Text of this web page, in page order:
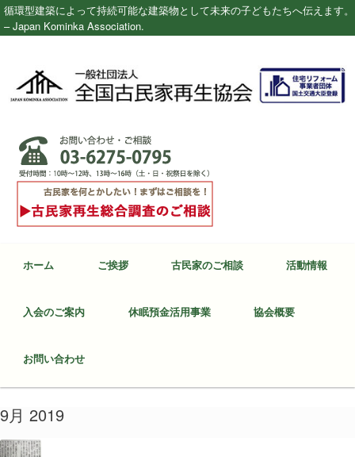
循環型建築によって持続可能な建築物として未来の子どもたちへ伝えます。
– Japan Kominka Association.
ホーム ご挨拶 古民家のご相談 活動情報
入会のご案内 休眠預金活用事業 協会概要
お問い合わせ
9月 2019